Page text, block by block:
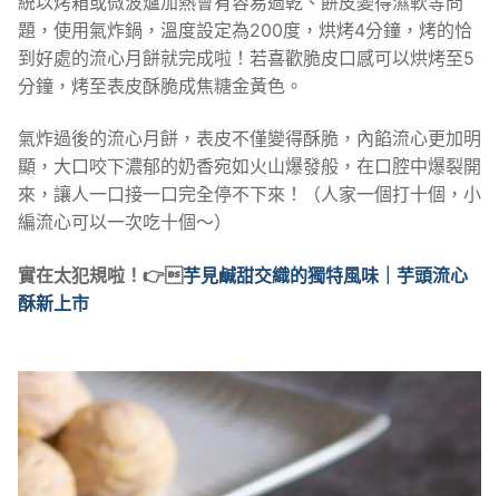
題，使用氣炸鍋，溫度設定為200度，烘烤4分鐘，烤的恰
到好處的流心月餅就完成啦！若喜歡脆皮口感可以烘烤至5
分鐘，烤至表皮酥脆成焦糖金黃色。
氣炸過後的流心月餅，表皮不僅變得酥脆，內餡流心更加明
顯，大口咬下濃郁的奶香宛如火山爆發般，在口腔中爆裂開
來，讓人一口接一口完全停不下來！（人家一個打十個，小
編流心可以一次吃十個～）
實在太犯規啦！👉芋見鹹甜交織的獨特風味｜芋頭流心
酥新上市